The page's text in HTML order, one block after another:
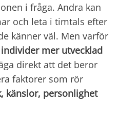
i fråga. Andra kan
och leta i timtals efter
känner väl. Men varför
mer utvecklad
direkt att det beror
faktorer som rör
känslor, personlighet